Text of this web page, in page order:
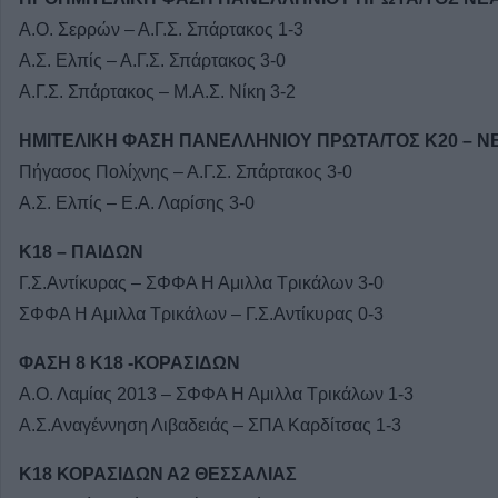
Α.Ο. Σερρών – Α.Γ.Σ. Σπάρτακος 1-3
Α.Σ. Ελπίς – Α.Γ.Σ. Σπάρτακος 3-0
Α.Γ.Σ. Σπάρτακος – Μ.Α.Σ. Νίκη 3-2
ΗΜΙΤΕΛΙΚΗ ΦΑΣΗ ΠΑΝΕΛΛΗΝΙΟΥ ΠΡΩΤΑ/ΤΟΣ Κ20 –
Πήγασος Πολίχνης – Α.Γ.Σ. Σπάρτακος 3-0
Α.Σ. Ελπίς – Ε.Α. Λαρίσης 3-0
Κ18 – ΠΑΙΔΩΝ
Γ.Σ.Αντίκυρας – ΣΦΦΑ Η Αμιλλα Τρικάλων 3-0
ΣΦΦΑ Η Αμιλλα Τρικάλων – Γ.Σ.Αντίκυρας 0-3
ΦΑΣΗ 8 Κ18 -ΚΟΡΑΣΙΔΩΝ
Α.Ο. Λαμίας 2013 – ΣΦΦΑ Η Αμιλλα Τρικάλων 1-3
Α.Σ.Αναγέννηση Λιβαδειάς – ΣΠΑ Καρδίτσας 1-3
Κ18 ΚΟΡΑΣΙΔΩΝ Α2 ΘΕΣΣΑΛΙΑΣ